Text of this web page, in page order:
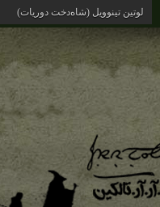
لوتین تینوویل (شاه‌دخت دوریات)